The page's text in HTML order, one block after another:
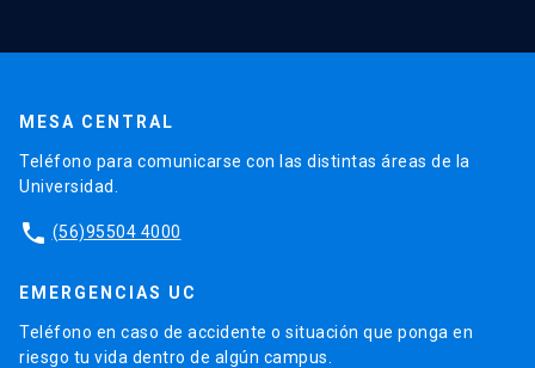
MESA CENTRAL
Teléfono para comunicarse con las distintas áreas de la
Universidad.
phone (56)95504 4000
EMERGENCIAS UC
Teléfono en caso de accidente o situación que ponga en
riesgo tu vida dentro de algún campus.